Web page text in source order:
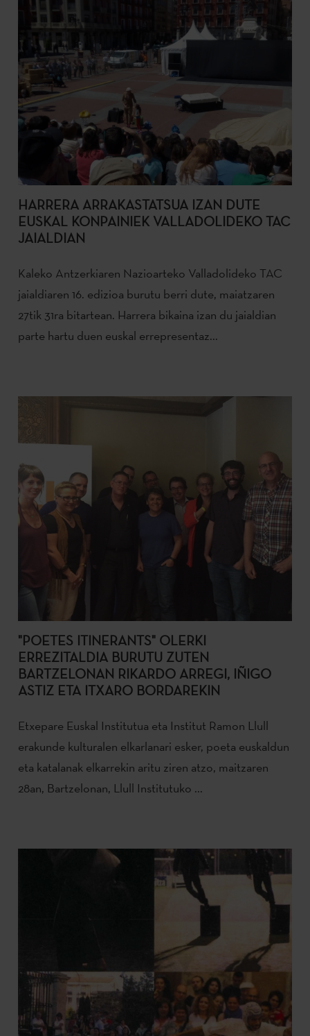
HARRERA ARRAKASTATSUA IZAN DUTE
EUSKAL KONPAINIEK VALLADOLIDEKO TAC
JAIALDIAN
Kaleko Antzerkiaren Nazioarteko Valladolideko TAC
jaialdiaren 16. edizioa burutu berri dute, maiatzaren
27tik 31ra bitartean. Harrera bikaina izan du jaialdian
parte hartu duen euskal errepresentaz...
"POETES ITINERANTS" OLERKI
ERREZITALDIA BURUTU ZUTEN
BARTZELONAN RIKARDO ARREGI, IÑIGO
ASTIZ ETA ITXARO BORDAREKIN
Etxepare Euskal Institutua eta Institut Ramon Llull
erakunde kulturalen elkarlanari esker, poeta euskaldun
eta katalanak elkarrekin aritu ziren atzo, maitzaren
28an, Bartzelonan, Llull Institutuko ...